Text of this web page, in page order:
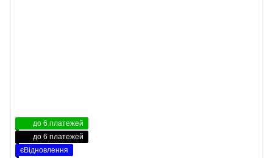
до 6 платежей
до 6 платежей
єВідновлення